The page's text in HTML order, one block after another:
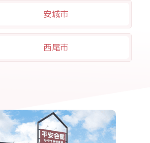
安城市
西尾市